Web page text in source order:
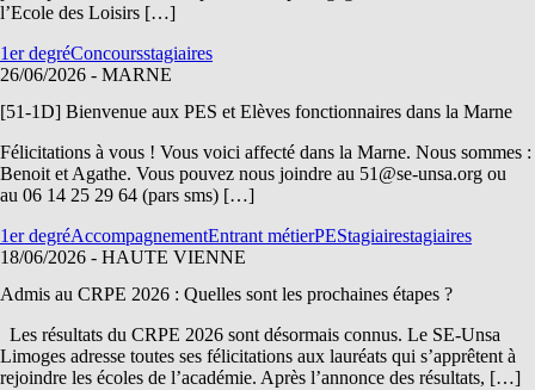
l’Ecole des Loisirs […]
1er degréConcoursstagiaires
26/06/2026 - MARNE
[51-1D] Bienvenue aux PES et Elèves fonctionnaires dans la Marne
Félicitations à vous ! Vous voici affecté dans la Marne. Nous sommes :
Benoit et Agathe. Vous pouvez nous joindre au 51@se-unsa.org ou
au 06 14 25 29 64 (pars sms) […]
1er degréAccompagnementEntrant métierPEStagiairestagiaires
18/06/2026 - HAUTE VIENNE
Admis au CRPE 2026 : Quelles sont les prochaines étapes ?
Les résultats du CRPE 2026 sont désormais connus. Le SE-Unsa
Limoges adresse toutes ses félicitations aux lauréats qui s’apprêtent à
rejoindre les écoles de l’académie. Après l’annonce des résultats, […]